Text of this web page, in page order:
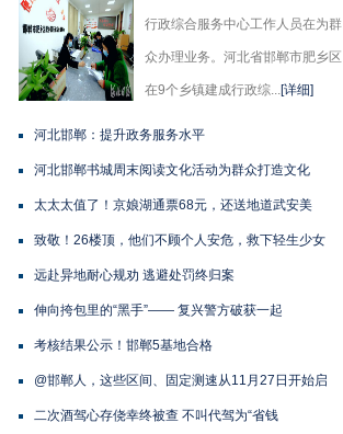
行政综合服务中心工作人员在为群
众办理业务。河北省邯郸市肥乡区
在9个乡镇建成行政综...[详细]
河北邯郸：提升政务服务水平
河北邯郸书城周末阅读文化活动为群众打造文化
太太太值了！京娘湖通票68元，还送地道武安美
致敬！26楼顶，他们不顾个人安危，救下轻生少女
远赴异地耐心规劝 逃避处罚终归案
伸向挎包里的“黑手”—— 复兴警方破获一起
考核结果公示！邯郸5基地合格
@邯郸人，这些区间、固定测速从11月27日开始启
二次酒驾心存侥幸终被查 不叫代驾为“省钱